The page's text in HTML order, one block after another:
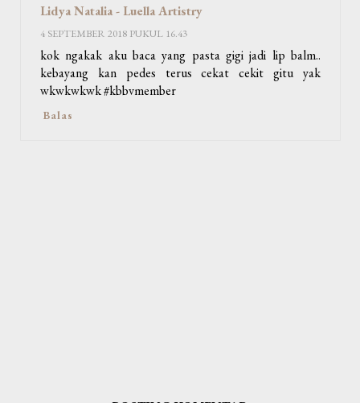
Lidya Natalia - Luella Artistry
4 SEPTEMBER 2018 PUKUL 16.43
kok ngakak aku baca yang pasta gigi jadi lip balm..
kebayang kan pedes terus cekat cekit gitu yak
wkwkwkwk #kbbvmember
Balas